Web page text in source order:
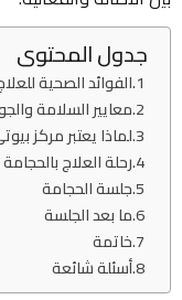
جدول المحتوى
الفوائد الصحية
معايير السلامة
لماذا يعتبر مركز
رحلة العلاج
جلسة الحجامة
ما بعد الجلسة
خاتمة
أسئلة شائعة